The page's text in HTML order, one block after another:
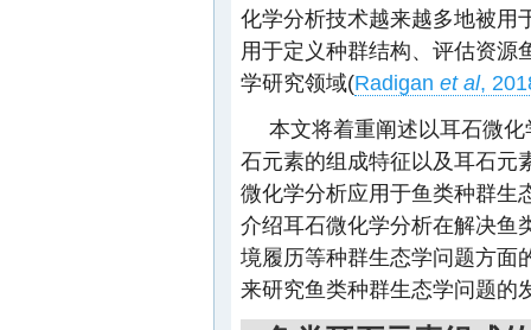
化学分析技术越来越多地被用
用于定义种群结构、评估资源
学研究领域(Radigan et al,
本文将着重阐述以耳石微
石元素的组成特征以及耳石元
微化学分析应用于鱼类种群生
介绍耳石微化学分析在解决鱼
境履历等种群生态学问题方面
来研究鱼类种群生态学问题的